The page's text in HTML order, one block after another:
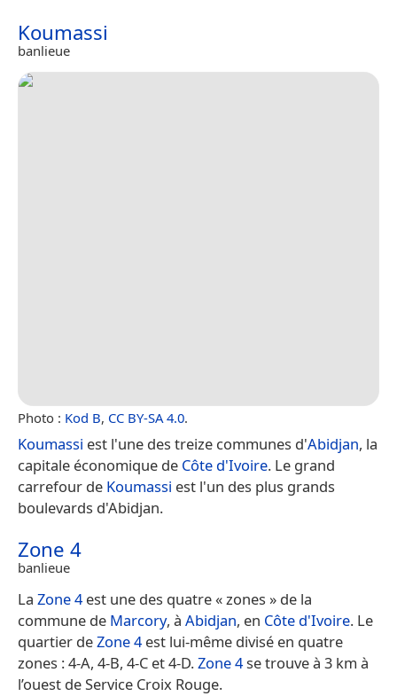
Koumassi
banlieue
Photo : Kod B, CC BY-SA 4.0.
Koumassi est l'une des treize communes d'Abidjan, la
capitale économique de Côte d'Ivoire. Le grand
carrefour de Koumassi est l'un des plus grands
boulevards d'Abidjan.
Zone 4
banlieue
La Zone 4est une des quatre « zones » de la
commune de Marcory, à Abidjan, en Côte d'Ivoire. Le
quartier deZone 4est lui-même divisé en quatre
zones : 4-A, 4-B, 4-C et 4-D.Zone 4se trouve à 3 km à
l’ouest de Service Croix Rouge.